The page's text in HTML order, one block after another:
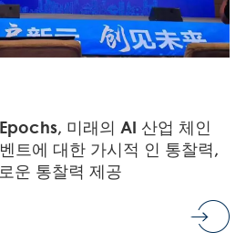
미래의 AI 산업 체인
트에 대한 가시적 인 통찰력,
운 통찰력 제공